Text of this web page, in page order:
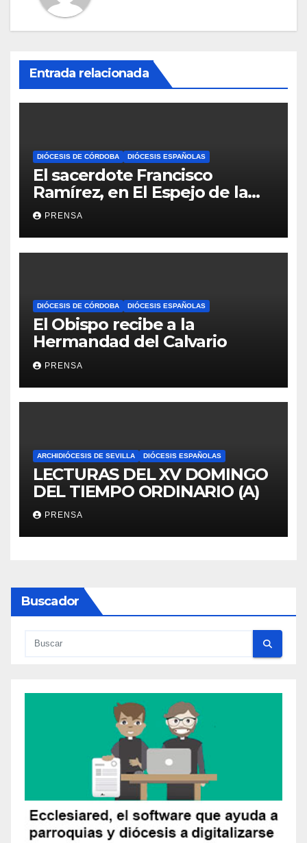
Entrada relacionada
DIÓCESIS DE CÓRDOBA DIÓCESIS ESPAÑOLAS
El sacerdote Francisco
Ramírez, en El Espejo de la
Iglesia
PRENSA
DIÓCESIS DE CÓRDOBA DIÓCESIS ESPAÑOLAS
El Obispo recibe a la
Hermandad del Calvario
PRENSA
ARCHIDIÓCESIS DE SEVILLA DIÓCESIS ESPAÑOLAS
LECTURAS DEL XV DOMINGO
DEL TIEMPO ORDINARIO (A)
PRENSA
Buscador